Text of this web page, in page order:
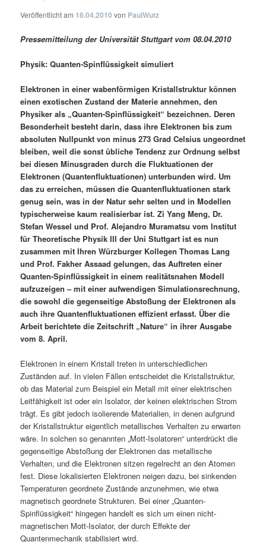
Veröffentlicht am 16.04.2010 von PaulWutz
Pressemitteilung der Universität Stuttgart vom 08.04.2010
Physik: Quanten-Spinflüssigkeit simuliert
Elektronen in einer wabenförmigen Kristallstruktur können
einen exotischen Zustand der Materie annehmen, den
Physiker als „Quanten-Spinflüssigkeit“ bezeichnen. Deren
Besonderheit besteht darin, dass ihre Elektronen bis zum
absoluten Nullpunkt von minus 273 Grad Celsius ungeordnet
bleiben, weil die sonst übliche Tendenz zur Ordnung selbst
bei diesen Minusgraden durch die Fluktuationen der
Elektronen (Quantenfluktuationen) unterbunden wird. Um
das zu erreichen, müssen die Quantenfluktuationen stark
genug sein, was in der Natur sehr selten und in Modellen
typischerweise kaum realisierbar ist. Zi Yang Meng, Dr.
Stefan Wessel und Prof. Alejandro Muramatsu vom Institut
für Theoretische Physik III der Uni Stuttgart ist es nun
zusammen mit Ihren Würzburger Kollegen Thomas Lang
und Prof. Fakher Assaad gelungen, das Auftreten einer
Quanten-Spinflüssigkeit in einem realitätsnahen Modell
aufzuzeigen – mit einer aufwendigen Simulationsrechnung,
die sowohl die gegenseitige Abstoßung der Elektronen als
auch ihre Quantenfluktuationen effizient erfasst. Über die
Arbeit berichtete die Zeitschrift „Nature“ in ihrer Ausgabe
vom 8. April.
Elektronen in einem Kristall treten in unterschiedlichen
Zuständen auf. In vielen Fällen entscheidet die Kristallstruktur,
ob das Material zum Beispiel ein Metall mit einer elektrischen
Leitfähigkeit ist oder ein Isolator, der keinen elektrischen Strom
trägt. Es gibt jedoch isolierende Materialien, in denen aufgrund
der Kristallstruktur eigentlich metallisches Verhalten zu erwarten
wäre. In solchen so genannten „Mott-Isolatoren“ unterdrückt die
gegenseitige Abstoßung der Elektronen das metallische
Verhalten, und die Elektronen sitzen regelrecht an den Atomen
fest. Diese lokalisierten Elektronen neigen dazu, bei sinkenden
Temperaturen geordnete Zustände anzunehmen, wie etwa
magnetisch geordnete Strukturen. Bei einer „Quanten-
Spinflüssigkeit“ hingegen handelt es sich um einen nicht-
magnetischen Mott-Isolator, der durch Effekte der
Quantenmechanik stabilisiert wird.